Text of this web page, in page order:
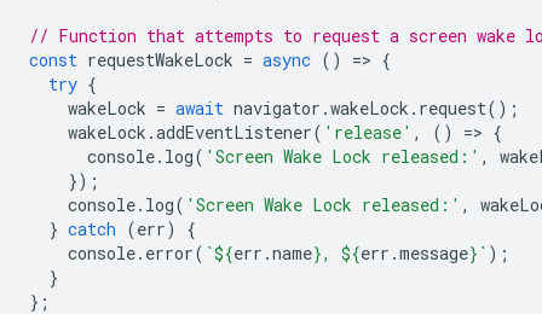
// Function that attempts to request a screen wake
const requestWakeLock = async () => {
try {
wakeLock = await navigator .wakeLock . request();
wakeLock .addEventListener( 'release' , () => {
console. log( 'Screen Wake Lock released:' ,
});
console. log( 'Screen Wake Lock released:' ,
} catch (err)
{
console. error( `${err .name}, ${err .message} ` );
}
};